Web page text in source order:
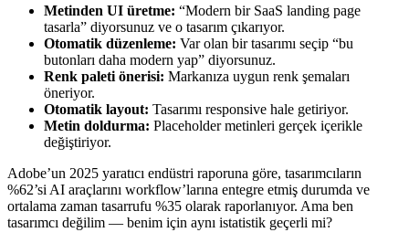
Metinden UI üretme: “Modern bir SaaS landing page
tasarla” diyorsunuz ve o tasarım çıkarıyor.
Otomatik düzenleme: Var olan bir tasarımı seçip “bu
butonları daha modern yap” diyorsunuz.
Renk paleti önerisi: Markanıza uygun renk şemaları
öneriyor.
Otomatik layout: Tasarımı responsive hale getiriyor.
Metin doldurma: Placeholder metinleri gerçek içerikle
değiştiriyor.
Adobe’un 2025 yaratıcı endüstri raporuna göre, tasarımcıların
%62’si AI araçlarını workflow’larına entegre etmiş durumda ve
ortalama zaman tasarrufu %35 olarak raporlanıyor. Ama ben
tasarımcı değilim — benim için aynı istatistik geçerli mi?